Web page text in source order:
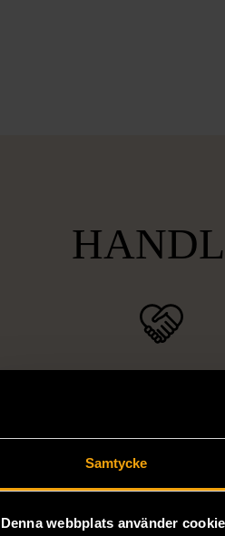
Samtycke
Denna webbplats använder
Socialt
Vi arbetar för att
utanförskap, bekämpa
och stötta personer i